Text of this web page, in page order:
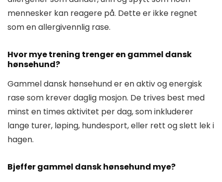
mennesker kan reagere på. Dette er ikke regnet
som en allergivennlig rase.
Hvor mye trening trenger en gammel dansk
hønsehund?
Gammel dansk hønsehund er en aktiv og energisk
rase som krever daglig mosjon. De trives best med
minst en times aktivitet per dag, som inkluderer
lange turer, løping, hundesport, eller rett og slett lek i
hagen.
Bjeffer gammel dansk hønsehund mye?